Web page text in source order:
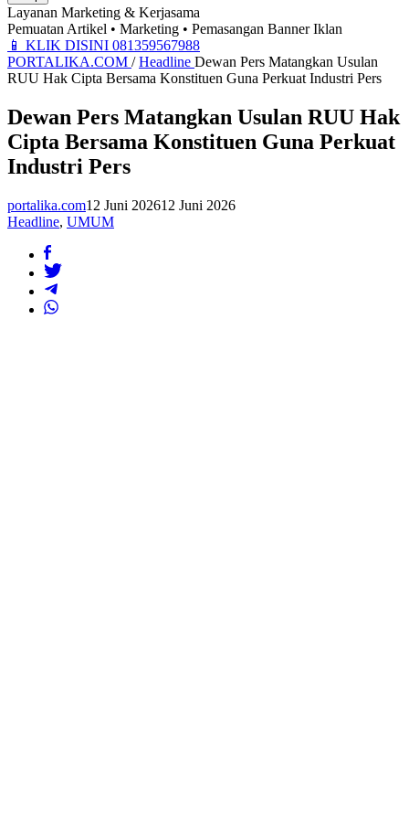
Layanan Marketing & Kerjasama
Pemuatan Artikel • Marketing • Pemasangan Banner Iklan
📱 KLIK DISINI 081359567988
PORTALIKA.COM / Headline Dewan Pers Matangkan Usulan
RUU Hak Cipta Bersama Konstituen Guna Perkuat Industri Pers
Dewan Pers Matangkan Usulan RUU Hak
Cipta Bersama Konstituen Guna Perkuat
Industri Pers
portalika.com12 Juni 202612 Juni 2026
Headline, UMUM